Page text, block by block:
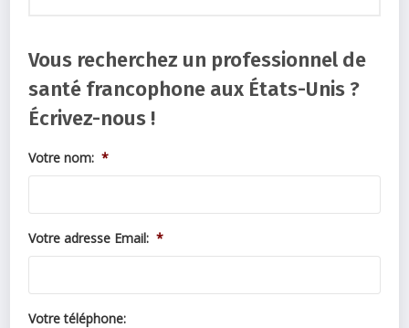
Vous recherchez un professionnel de
santé francophone aux États-Unis ?
Écrivez-nous !
Votre nom: *
Votre adresse Email: *
Votre téléphone: